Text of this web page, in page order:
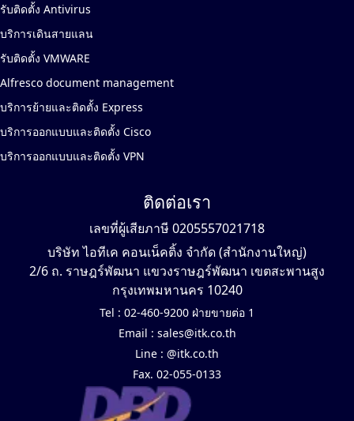
รับติดตั้ง Antivirus
บริการเดินสายแลน
รับติดตั้ง VMWARE
Alfresco document management
บริการย้ายและติดตั้ง Express
บริการออกแบบและติดตั้ง Cisco
บริการออกแบบและติดตั้ง VPN
ติดต่อเรา
เลขที่ผู้เสียภาษี 0205557021718
บริษัท ไอทีเค คอนเน็คติ้ง จำกัด (สำนักงานใหญ่)
2/6 ถ. ราษฎร์พัฒนา แขวงราษฎร์พัฒนา เขตสะพานสูง
กรุงเทพมหานคร 10240
Tel : 02-460-9200 ฝ่ายขายต่อ 1
Email : sales@itk.co.th
Line : @itk.co.th
Fax. 02-055-0133